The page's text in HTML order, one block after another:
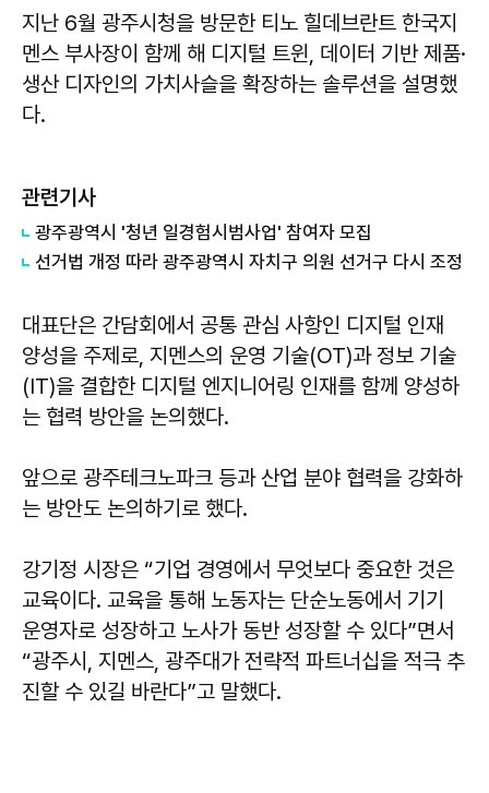
지난 6월 광주시청을 방문한 티노 힐데브란트 한국지
멘스 부사장이 함께 해 디지털 트윈, 데이터 기반 제품·
생산 디자인의 가치사슬을 확장하는 솔루션을 설명했
다.
관련기사
광주광역시 '청년 일경험시범사업' 참여자 모집
선거법 개정 따라 광주광역시 자치구 의원 선거구 다시 조정
대표단은 간담회에서 공통 관심 사항인 디지털 인재
양성을 주제로, 지멘스의 운영 기술(OT)과 정보 기술
(IT)을 결합한 디지털 엔지니어링 인재를 함께 양성하
는 협력 방안을 논의했다.
앞으로 광주테크노파크 등과 산업 분야 협력을 강화하
는 방안도 논의하기로 했다.
강기정 시장은 “기업 경영에서 무엇보다 중요한 것은
교육이다. 교육을 통해 노동자는 단순노동에서 기기
운영자로 성장하고 노사가 동반 성장할 수 있다”면서
“광주시, 지멘스, 광주대가 전략적 파트너십을 적극 추
진할 수 있길 바란다”고 말했다.